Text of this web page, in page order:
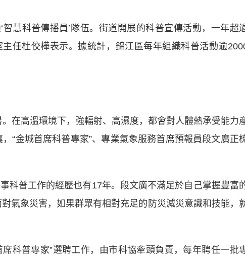
慧科普傳播員’隊伍。街道開展的科普宣傳活動，一年超
任杜佼樺表示。據統計，錦江區每年組織科普活動逾
高溫環境下，強輻射、高濕度，都會對人體熱承受能力
“金城首席科普專家”、專業氣象服務首席預報員段文廣正
普工作的經歷也有17年。段文廣不滿足於自己掌握豐富
氣象災害，如果群眾有相對充足的防災減災意識和技能，
普專家”選聘工作，由市科協牽頭負責，每年聘任一批